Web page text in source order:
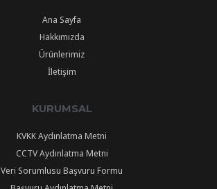
Ana Sayfa
Hakkımızda
Ürünlerimiz
İletişim
KURUMSAL
KVKK Aydınlatma Metni
CCTV Aydınlatma Metni
Veri Sorumlusu Başvuru Formu